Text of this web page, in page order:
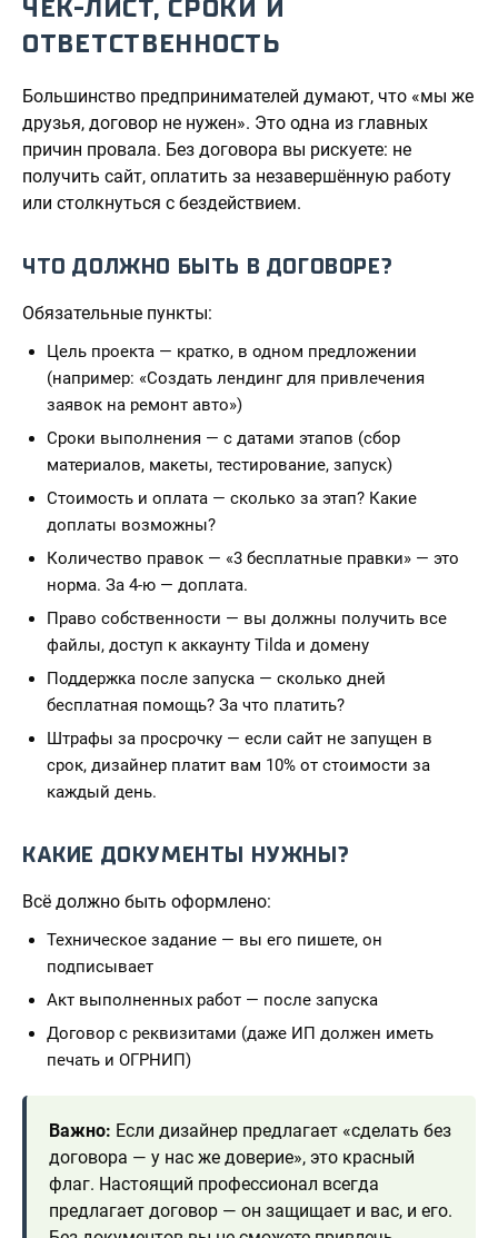
ЧЕК-ЛИСТ, СРОКИ И
ОТВЕТСТВЕННОСТЬ
Большинство предпринимателей думают, что «мы же
друзья, договор не нужен». Это одна из главных
причин провала. Без договора вы рискуете: не
получить сайт, оплатить за незавершённую работу
или столкнуться с бездействием.
ЧТО ДОЛЖНО БЫТЬ В ДОГОВОРЕ?
Обязательные пункты:
Цель проекта — кратко, в одном предложении
(например: «Создать лендинг для привлечения
заявок на ремонт авто»)
Сроки выполнения — с датами этапов (сбор
материалов, макеты, тестирование, запуск)
Стоимость и оплата — сколько за этап? Какие
доплаты возможны?
Количество правок — «3 бесплатные правки» — это
норма. За 4-ю — доплата.
Право собственности — вы должны получить все
файлы, доступ к аккаунту Tilda и домену
Поддержка после запуска — сколько дней
бесплатная помощь? За что платить?
Штрафы за просрочку — если сайт не запущен в
срок, дизайнер платит вам 10% от стоимости за
каждый день.
КАКИЕ ДОКУМЕНТЫ НУЖНЫ?
Всё должно быть оформлено:
Техническое задание — вы его пишете, он
подписывает
Акт выполненных работ — после запуска
Договор с реквизитами (даже ИП должен иметь
печать и ОГРНИП)
Важно: Если дизайнер предлагает «сделать без
договора — у нас же доверие», это красный
флаг. Настоящий профессионал всегда
предлагает договор — он защищает и вас, и его.